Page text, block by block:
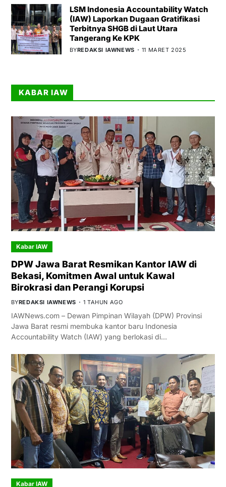
LSM Indonesia Accountability Watch
(IAW) Laporkan Dugaan Gratifikasi
Terbitnya SHGB di Laut Utara
Tangerang Ke KPK
BYREDAKSI IAWNEWS 11 MARET 2025
KABAR IAW
Kabar IAW
DPW Jawa Barat Resmikan Kantor IAW di
Bekasi, Komitmen Awal untuk Kawal
Birokrasi dan Perangi Korupsi
BYREDAKSI IAWNEWS 1 TAHUN AGO
IAWNews.com – Dewan Pimpinan Wilayah (DPW) Provinsi
Jawa Barat resmi membuka kantor baru Indonesia
Accountability Watch (IAW) yang berlokasi di…
Kabar IAW